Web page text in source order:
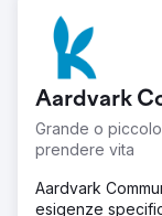
Aardvark
Grande o
prendere vita
Aardvark
esigenze